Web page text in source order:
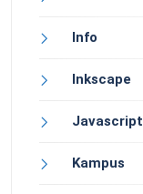
Info
Inkscape
Javascript
Kampus